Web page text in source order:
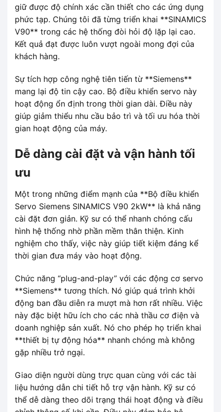
giữ được độ chính xác cần thiết cho các ứng dụng
phức tạp. Chúng tôi đã từng triển khai **SINAMICS
V90** trong các hệ thống đòi hỏi độ lặp lại cao.
Kết quả đạt được luôn vượt ngoài mong đợi của
khách hàng.
Sự tích hợp công nghệ tiên tiến từ **Siemens**
mang lại độ tin cậy cao. Bộ điều khiển servo này
hoạt động ổn định trong thời gian dài. Điều này
giúp giảm thiểu nhu cầu bảo trì và tối ưu hóa thời
gian hoạt động của máy.
Dễ dàng cài đặt và vận hành tối
ưu
Một trong những điểm mạnh của **Bộ điều khiển
Servo Siemens SINAMICS V90 2kW** là khả năng
cài đặt đơn giản. Kỹ sư có thể nhanh chóng cấu
hình hệ thống nhờ phần mềm thân thiện. Kinh
nghiệm cho thấy, việc này giúp tiết kiệm đáng kể
thời gian đưa máy vào hoạt động.
Chức năng “plug-and-play” với các động cơ servo
**Siemens** tương thích. Nó giúp quá trình khởi
động ban đầu diễn ra mượt mà hơn rất nhiều. Việc
này đặc biệt hữu ích cho các nhà thầu cơ điện và
doanh nghiệp sản xuất. Nó cho phép họ triển khai
**thiết bị tự động hóa** nhanh chóng mà không
gặp nhiều trở ngại.
Giao diện người dùng trực quan cùng với các tài
liệu hướng dẫn chi tiết hỗ trợ vận hành. Kỹ sư có
thể dễ dàng theo dõi trạng thái hoạt động và điều